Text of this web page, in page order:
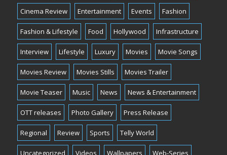
Cinema Review Entertainment Events Fashion
Fashion & Lifestyle Food Hollywood Infrastructure
Interview Lifestyle Luxury Movies Movie Songs
Movies Review Movies Stills Movies Trailer
Movie Teaser Music News News & Entertainment
OTT releases Photo Gallery Press Release
Regional Review Sports Telly World
Uncategorized Videos Wallpapers Web-Series